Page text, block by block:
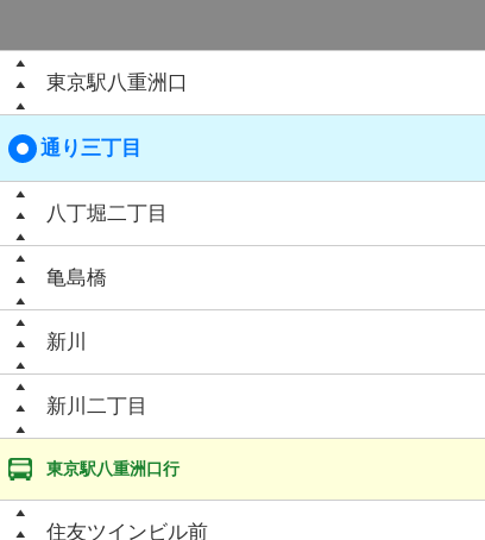
東京駅八重洲口
通り三丁目
八丁堀二丁目
亀島橋
新川
新川二丁目
東京駅八重洲口行
住友ツインビル前